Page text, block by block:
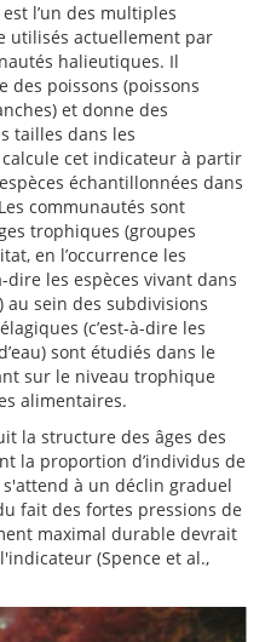
l’un des multiples
utilisés actuellement par
halieutiques. Il
des poissons (poissons
et donne des
tailles dans les
cet indicateur à partir
échantillonnées dans
communautés sont
trophiques (groupes
en l’occurrence les
dire les espèces vivant dans
sein des subdivisions
(c’est-à-dire les
sont étudiés dans le
sur le niveau trophique
alimentaires.
la structure des âges des
la proportion d’individus de
s'attend à un déclin graduel
fait des fortes pressions de
maximal durable devrait
(Spence et al.,